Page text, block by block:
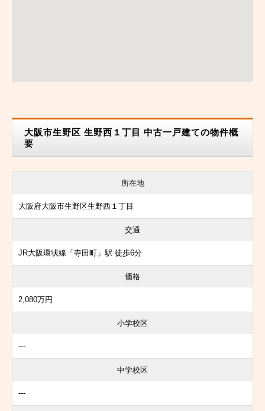
大阪市生野区 生野西１丁目 中古一戸建ての物件概
要
所在地
大阪府大阪市生野区生野西１丁目
交通
JR大阪環状線「寺田町」駅 徒歩6分
価格
2,080万円
小学校区
---
中学校区
---